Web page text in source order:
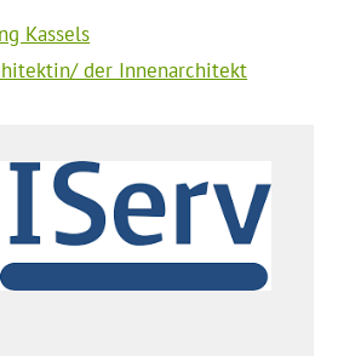
Kassels
der Innenarchitekt